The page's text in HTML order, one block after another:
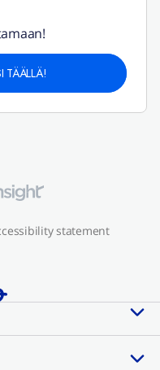
TÄÄLLÄ!
statement